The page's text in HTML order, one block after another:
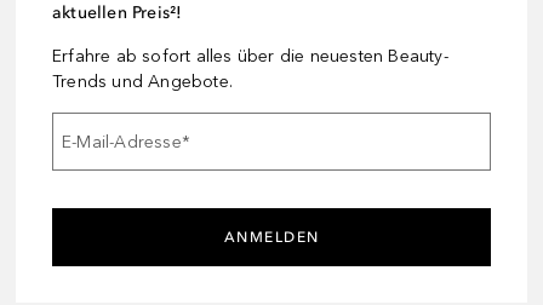
aktuellen Preis²!
Erfahre ab sofort alles über die neuesten Beauty-
Trends und Angebote.
E-Mail-Adresse*
ANMELDEN